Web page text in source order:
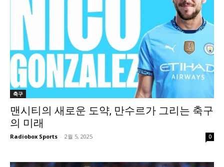
축구
맨시티의 새로운 도약, 만수르가 그리는 축구
의 미래
Radiobox Sports - 2월 5, 2025 0